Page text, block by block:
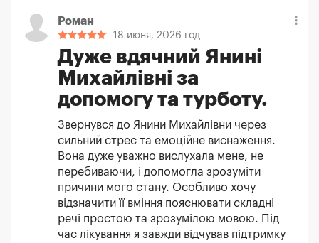
Роман
18 июня, 2026 год
Дуже вдячний Янині
Михайлівні за
допомогу та турботу.
Звернувся до Янини Михайлівни через
сильний стрес та емоційне виснаження.
Вона дуже уважно вислухала мене, не
перебиваючи, і допомогла зрозуміти
причини мого стану. Особливо хочу
відзначити її вміння пояснювати складні
речі простою та зрозумілою мовою. Під
час лікування я завжди відчував підтримку